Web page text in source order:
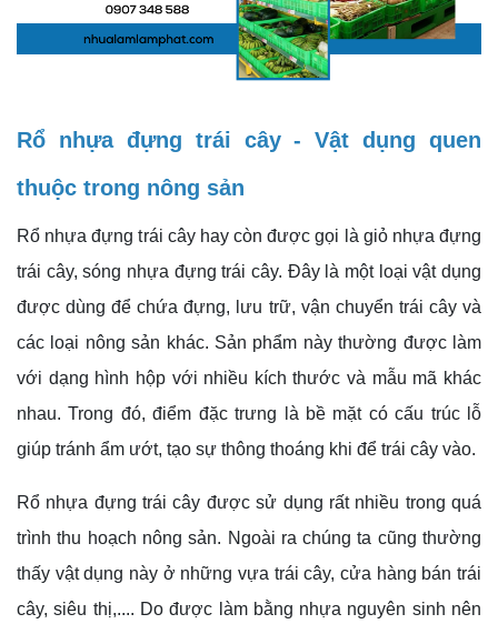
Rổ nhựa đựng trái cây - Vật dụng quen
thuộc trong nông sản
Rổ nhựa đựng trái cây hay còn được gọi là giỏ nhựa đựng
trái cây, sóng nhựa đựng trái cây. Đây là một loại vật dụng
được dùng để chứa đựng, lưu trữ, vận chuyển trái cây và
các loại nông sản khác. Sản phẩm này thường được làm
với dạng hình hộp với nhiều kích thước và mẫu mã khác
nhau. Trong đó, điểm đặc trưng là bề mặt có cấu trúc lỗ
giúp tránh ẩm ướt, tạo sự thông thoáng khi để trái cây vào.
Rổ nhựa đựng trái cây được sử dụng rất nhiều trong quá
trình thu hoạch nông sản. Ngoài ra chúng ta cũng thường
thấy vật dụng này ở những vựa trái cây, cửa hàng bán trái
cây, siêu thị,.... Do được làm bằng nhựa nguyên sinh nên